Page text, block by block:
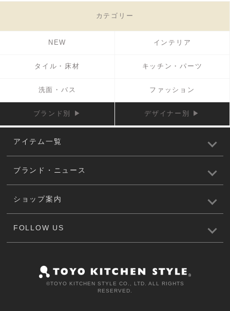
カテゴリー
NEW インテリア
タイル・床材 キッチン・パーツ
洗面・バス ファッション
ブランド別 ▶ デザイナー別 ▶
アイテム一覧
ブランド・ニュース
ショップ案内
FOLLOW US
©️TOYO KITCHEN STYLE CO., LTD. ALL RIGHTS
RESERVED.